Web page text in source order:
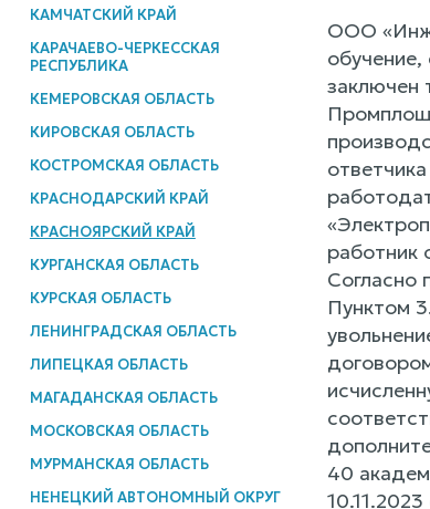
КАМЧАТСКИЙ КРАЙ
КАРАЧАЕВО-ЧЕРКЕССКАЯ
РЕСПУБЛИКА
КЕМЕРОВСКАЯ ОБЛАСТЬ
КИРОВСКАЯ ОБЛАСТЬ
КОСТРОМСКАЯ ОБЛАСТЬ
КРАСНОДАРСКИЙ КРАЙ
КРАСНОЯРСКИЙ КРАЙ
КУРГАНСКАЯ ОБЛАСТЬ
КУРСКАЯ ОБЛАСТЬ
ЛЕНИНГРАДСКАЯ ОБЛАСТЬ
ЛИПЕЦКАЯ ОБЛАСТЬ
МАГАДАНСКАЯ ОБЛАСТЬ
МОСКОВСКАЯ ОБЛАСТЬ
МУРМАНСКАЯ ОБЛАСТЬ
НЕНЕЦКИЙ АВТОНОМНЫЙ ОКРУГ
ООО
заключен
работник
Согласно
Пунктом
40